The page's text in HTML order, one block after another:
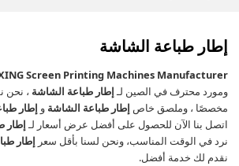
إطار طباعة الشاشة
Screen Printing Machines Manufacturer
ومورد محترف في الصين لـإطار طباعة الشاشة ، نحن
مخصصًا ، وملصق خاص إطار طباعة الشاشة و إطار
اتصل بنا الآن للحصول على أفضل عرض أسعار لـإطار
نرد في الوقت المناسب، ونحن لسنا بأقل سعر إطار
نقدم لك خدمة أفضل.